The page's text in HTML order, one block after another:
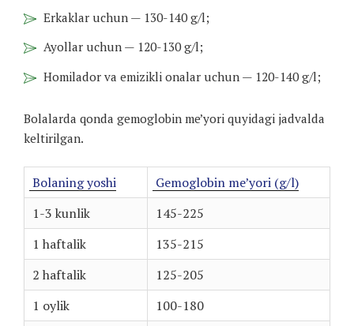
Erkaklar uchun — 130-140 g/l;
Ayollar uchun — 120-130 g/l;
Homilador va emizikli onalar uchun — 120-140 g/l;
Bolalarda qonda gemoglobin me’yori quyidagi jadvalda
keltirilgan.
Bolaning yoshi
Gemoglobin me’yori (g/l)
1-3 kunlik
145-225
1 haftalik
135-215
2 haftalik
125-205
1 oylik
100-180